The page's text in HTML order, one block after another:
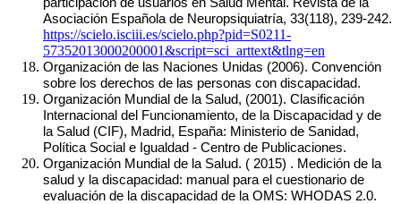
https://scielo.isciii.es/scielo.php?pid=S0211-
57352013000200001&script=sci_arttext&tlng=en
Organización de las Naciones Unidas (2006). Convención
sobre los derechos de las personas con discapacidad.
Organización Mundial de la Salud, (2001). Clasificación
Internacional del Funcionamiento, de la Discapacidad y de
la Salud (CIF), Madrid, España: Ministerio de Sanidad,
Política Social e Igualdad - Centro de Publicaciones.
Organización Mundial de la Salud. ( 2015) . Medición de la
salud y la discapacidad: manual para el cuestionario de
evaluación de la discapacidad de la OMS: WHODAS 2.0.